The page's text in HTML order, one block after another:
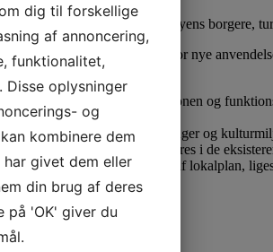
åbent og tilgængeligt for byens borgere,
Life, er der åbnet op for nye
for at sikre, at transformationen og
for både byg­ninger og
og hvordan de bedst integreres i de
og udarbejdelse af lokalplan,
dig til forskellige
af annoncering,
funktionalitet,
oplysninger
og
kombinere dem
givet dem eller
din brug af deres
på 'OK' giver du